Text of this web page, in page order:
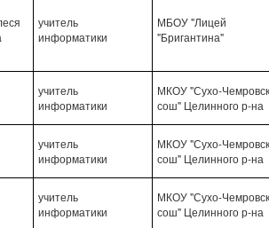
учитель
информатики
МБОУ "Лицей
"Бригантина"
учитель
информатики
МКОУ "Сухо-
сош" Целинного р-на
учитель
информатики
МКОУ "Сухо-
сош" Целинного р-на
учитель
информатики
МКОУ "Сухо-
сош" Целинного р-на